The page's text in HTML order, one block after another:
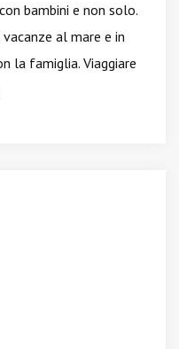
bambini e non solo.
al mare e in
la famiglia. Viaggiare